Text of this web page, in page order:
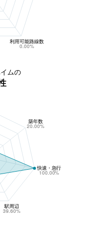
利用可能路線数
0.00%
ムの
駅周辺
39.60%
快速・急行
100.00%
築年数
20.00%